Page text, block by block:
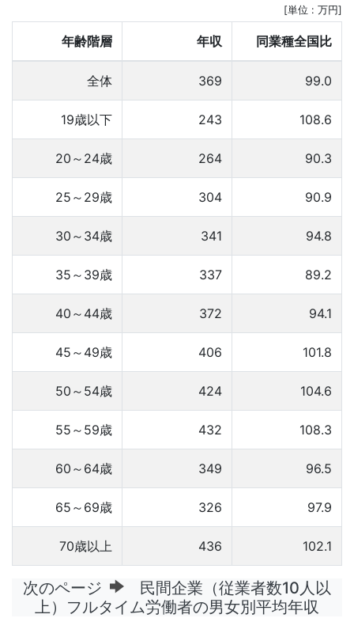
[単位 : 万円]
年齢階層 年収 同業種全国比
全体 369 99.0
19歳以下 243 108.6
20～24歳 264 90.3
25～29歳 304 90.9
30～34歳 341 94.8
35～39歳 337 89.2
40～44歳 372 94.1
45～49歳 406 101.8
50～54歳 424 104.6
55～59歳 432 108.3
60～64歳 349 96.5
65～69歳 326 97.9
70歳以上 436 102.1
次のページ
民間企業（従業者数10人以
上）フルタイム労働者の男女別平均年収